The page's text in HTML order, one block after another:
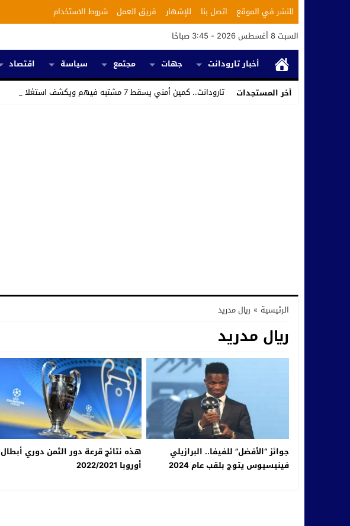
للنشر في الموقع اتصل بنا للإشهار فريق العمل
شروط الاستخدام
السبت 8 أغسطس 2026 - 3:45 صباحًا
أخبار تارودانت
جهات مجتمع سياسة اقتصاد
أخر المستجدات
تارودانت.. كمين أمني يسقط 7 مشتبه فيهم ويكشف استغلال محل_
الرئيسية » ريال مدريد
ريال مدريد
جوائز “الأفضل” للفيفا.. البرازيلي
فينيسيوس يتوج بلقب عام 2024
هذه نتائج قرعة دور الثمن دوري أبطال
أوروبا 2022/2021